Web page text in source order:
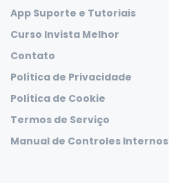
App Suporte e Tutoriais
Curso Invista Melhor
Contato
Política de Privacidade
Política de Cookie
Termos de Serviço
Manual de Controles Internos